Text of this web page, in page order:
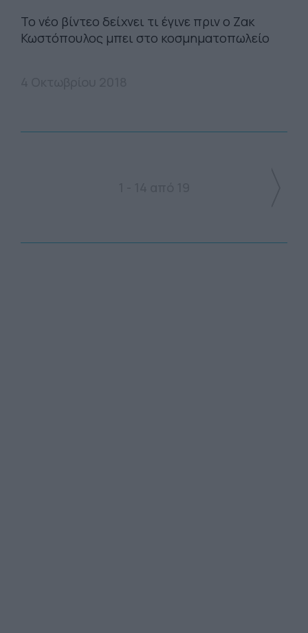
Το νέο βίντεο δείχνει τι έγινε πριν ο Ζακ
Κωστόπουλος μπει στο κοσμηματοπωλείο